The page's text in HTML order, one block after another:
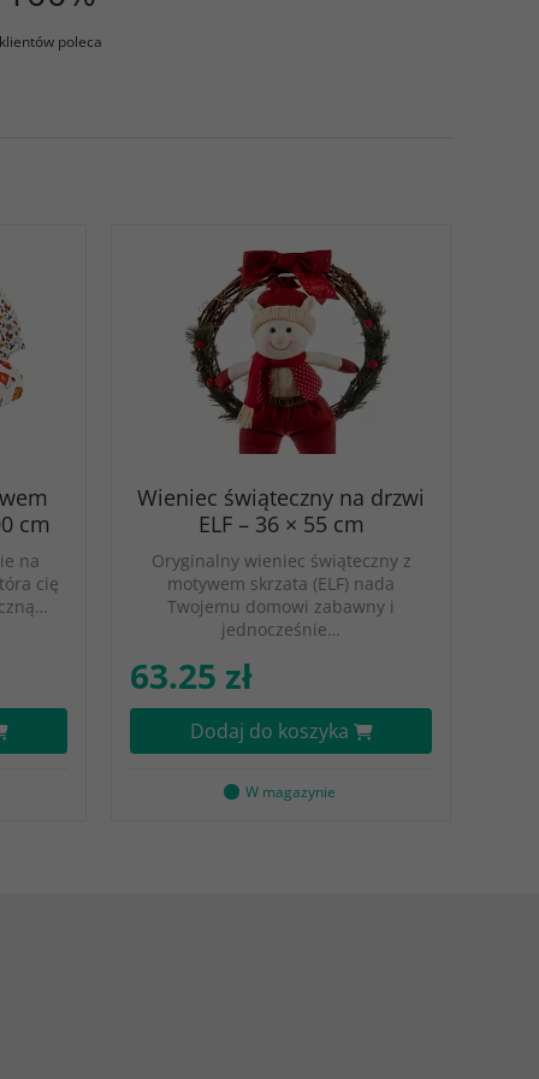
klientów poleca
cm
na
cię
Wieniec świąteczny na drzwi
ELF – 36 × 55 cm
Oryginalny wieniec świąteczny z
motywem skrzata (ELF) nada
Twojemu domowi zabawny i
jednocześnie…
63.25 zł
Dodaj do koszyka
W magazynie